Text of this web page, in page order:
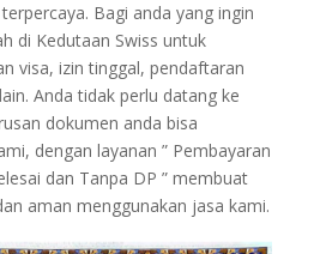
Bagi anda yang ingin
di Kedutaan Swiss untuk
visa, izin tinggal, pendaftaran
Anda tidak perlu datang ke
dokumen anda bisa
dengan layanan ” Pembayaran
dan Tanpa DP ” membuat
aman menggunakan jasa kami.